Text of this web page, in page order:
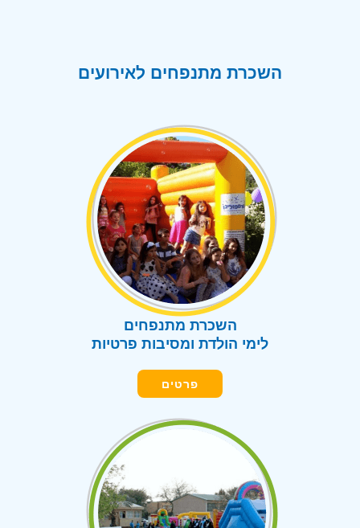
השכרת מתנפחים לאירועים
השכרת מתנפחים
לימי הולדת ומסיבות פרטיות
פרטים